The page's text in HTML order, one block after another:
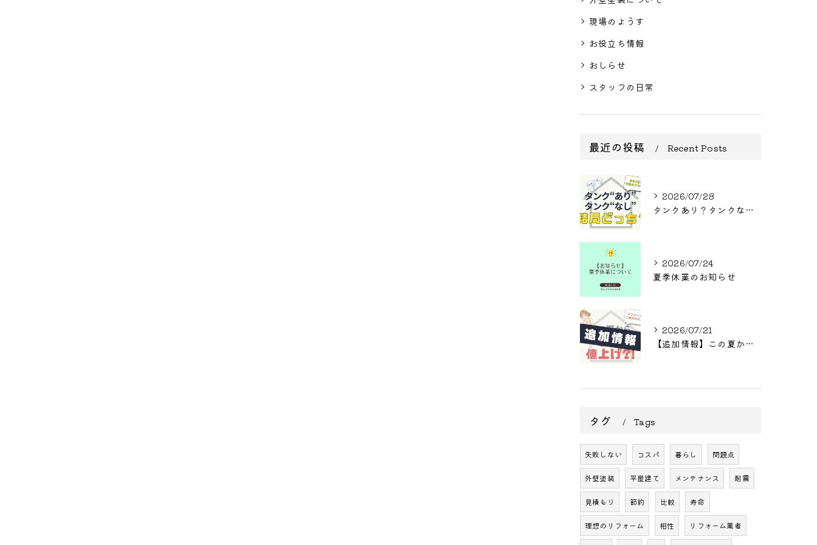
現場のようす
お役立ち情報
おしらせ
スタッフの日常
最近の投稿 Recent Posts
2026/07/28
タンクあり？タンクなし？結局どっち？
2026/07/24
夏季休業のお知らせ
2026/07/21
【追加情報】この夏からまた値上げ?! リフォームをご検討中の方へ
タグ Tags
失敗しない コスパ 暮らし 問題点
外壁塗装 平屋建て メンテナンス 耐震
見積もり 節約 比較 寿命
理想のリフォーム 相性 リフォーム業者